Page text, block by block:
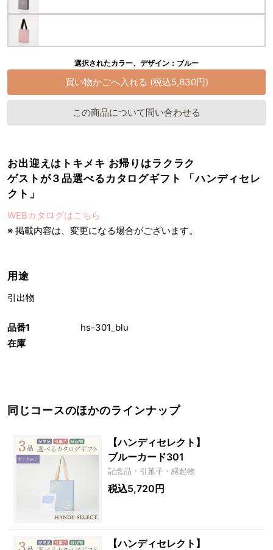
品番1
hs-301_blu
在庫
選択されたカラー、デザイン：ブルー
この商品について問い合わせる
お出迎えはトキメキ お帰りはラクラク
ゲストが３品選べるカタログギフト 「ハンディセレ
クト」
WEBカタログはこちら
※ 掲載内容は、変更になる場合がございます。
用途
引出物
同じコースのほかのラインナップ
【ハンディセレクト】
ブルーカード301
記念品・引菓子・縁起物
税込5,720円
【ハンディセレクト】